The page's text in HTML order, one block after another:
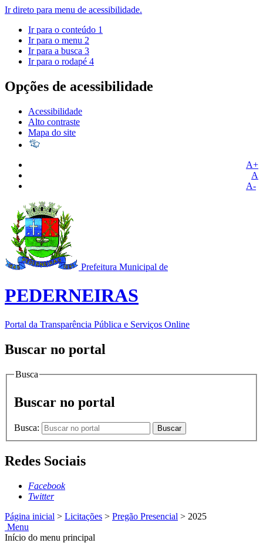
Ir direto para menu de acessibilidade.
Ir para o conteúdo 1
Ir para o menu 2
Ir para a busca 3
Ir para o rodapé 4
Opções de acessibilidade
Acessibilidade
Alto contraste
Mapa do site
A+
A
A-
Prefeitura Municipal de
PEDERNEIRAS
Portal da Transparência Pública e Serviços Online
Buscar no portal
Busca
Buscar no portal
Busca: Buscar
Redes Sociais
Facebook
Twitter
Página inicial > Licitações > Pregão Presencial > 2025
Menu
Início do menu principal